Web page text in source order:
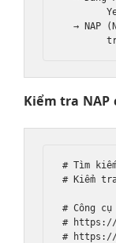
→ NAP
Kiểm tra NAP
# Tìm
# Kiểm
# Công
# https://
# https://